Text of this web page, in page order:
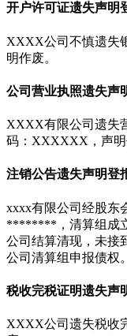
开户许可证遗失声明
XXXX公司不慎遗失
明作废。
公司营业执照遗失声
XXXX有限公司遗失
码：XXXXXX，声明
注销公告遗失声明登
xxxx有限公司经股东
********，清算组成
公司结算清现，未接
公司清算组申报债权。
税收完税证明遗失声
XXXX公司遗失税收